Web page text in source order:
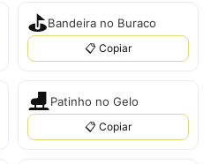
⛳Bandeira no Buraco
📋 Copiar
⛸Patinho no Gelo
📋 Copiar